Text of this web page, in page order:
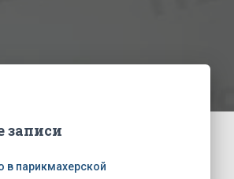
записи
в парикмахерской